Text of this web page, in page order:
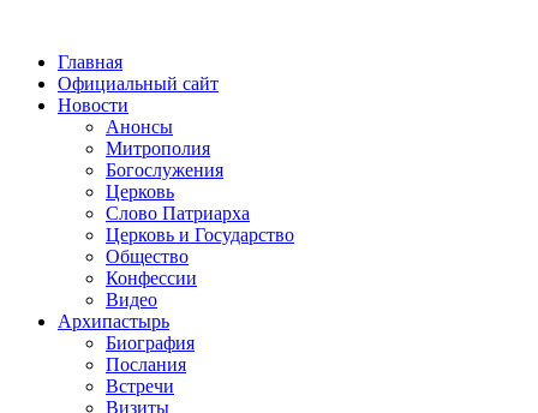
Главная
Официальный сайт
Новости
Анонсы
Митрополия
Богослужения
Церковь
Слово Патриарха
Церковь и Государство
Общество
Конфессии
Видео
Архипастырь
Биография
Послания
Встречи
Визиты